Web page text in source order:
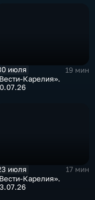
июля
19 мин
Карелия».
июля
17 мин
Карелия».